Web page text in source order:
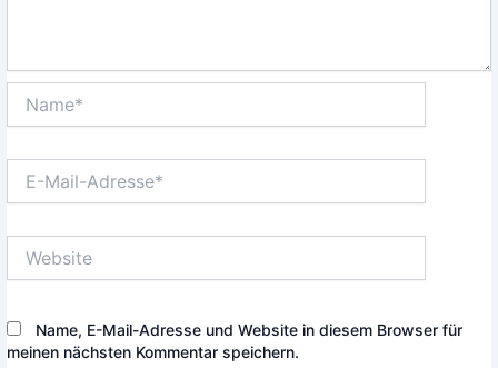
Mail-
Name, E-Mail-Adresse und Website in diesem Browser für
meinen nächsten Kommentar speichern.